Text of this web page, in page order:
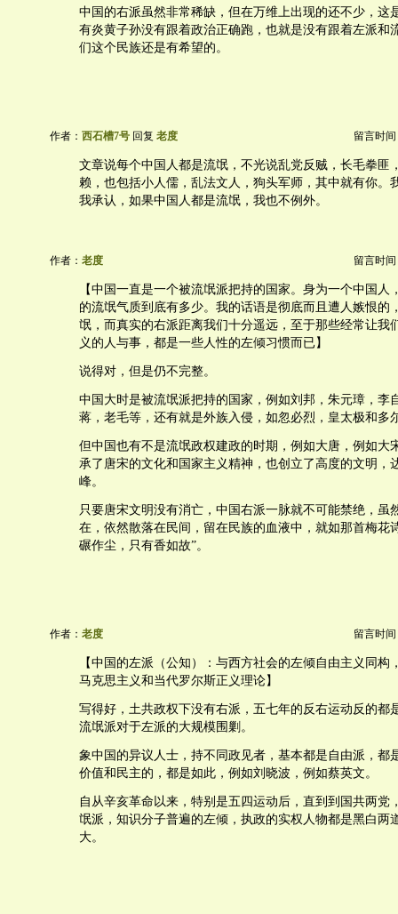
中国的右派虽然非常稀缺，但在万维上出现的还不少，这
有炎黄子孙没有跟着政治正确跑，也就是没有跟着左派和
们这个民族还是有希望的。
作者： 西石槽7号 回复 老度 留言时间
文章说每个中国人都是流氓，不光说乱党反贼，长毛拳匪
赖，也包括小人儒，乱法文人，狗头军师，其中就有你。
我承认，如果中国人都是流氓，我也不例外。
作者： 老度 留言时间
【中国一直是一个被流氓派把持的国家。身为一个中国人
的流氓气质到底有多少。我的话语是彻底而且遭人嫉恨的
氓，而真实的右派距离我们十分遥远，至于那些经常让我
义的人与事，都是一些人性的左倾习惯而已】
说得对，但是仍不完整。
中国大时是被流氓派把持的国家，例如刘邦，朱元璋，李
蒋，老毛等，还有就是外族入侵，如忽必烈，皇太极和多
但中国也有不是流氓政权建政的时期，例如大唐，例如大
承了唐宋的文化和国家主义精神，也创立了高度的文明，
峰。
只要唐宋文明没有消亡，中国右派一脉就不可能禁绝，虽
在，依然散落在民间，留在民族的血液中，就如那首梅花
碾作尘，只有香如故”。
作者： 老度 留言时间
【中国的左派（公知）：与西方社会的左倾自由主义同构
马克思主义和当代罗尔斯正义理论】
写得好，土共政权下没有右派，五七年的反右运动反的都
流氓派对于左派的大规模围剿。
象中国的异议人士，持不同政见者，基本都是自由派，都
价值和民主的，都是如此，例如刘晓波，例如蔡英文。
自从辛亥革命以来，特别是五四运动后，直到到国共两党
氓派，知识分子普遍的左倾，执政的实权人物都是黑白两
大。